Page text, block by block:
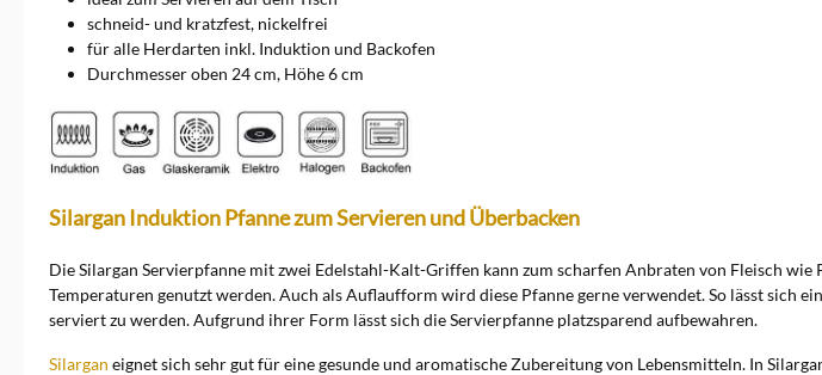
gesunde und bewusste
Ernährung.
schneid- und kratzfest, nickelfrei
für alle Herdarten inkl. Induktion und Backofen
Durchmesser oben 24 cm, Höhe 6 cm
Silargan Induktion Pfanne zum Servieren und Überbacken
Die Silargan Servierpfanne mit zwei Edelstahl-Kalt-Griffen kann zum scharfen Anbraten von Fleisch
Temperaturen genutzt werden. Auch als Auflaufform wird diese Pfanne gerne verwendet. So lässt sich
serviert zu werden. Aufgrund ihrer Form lässt sich die Servierpfanne platzsparend aufbewahren.
Silargan eignet sich sehr gut für eine gesunde und aromatische Zubereitung von Lebensmitteln. In